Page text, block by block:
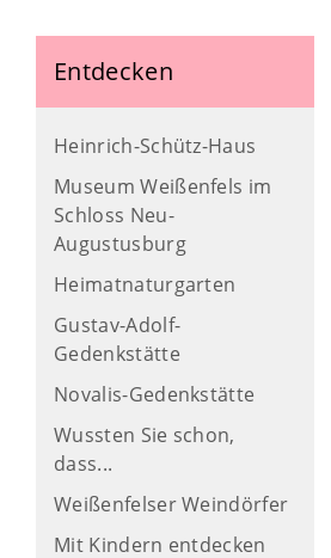
Entdecken
Heinrich-Schütz-Haus
Museum Weißenfels im
Schloss Neu-
Augustusburg
Heimatnaturgarten
Gustav-Adolf-
Gedenkstätte
Novalis-Gedenkstätte
Wussten Sie schon,
dass...
Weißenfelser Weindörfer
Mit Kindern entdecken